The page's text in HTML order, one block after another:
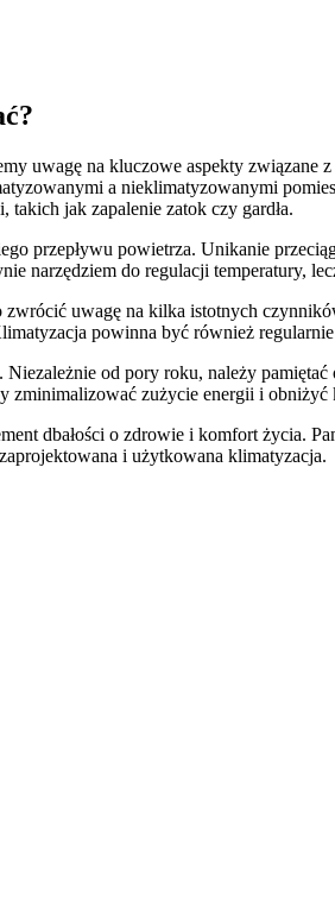
uwagę na kluczowe aspekty
a nieklimatyzowanymi
jak zapalenie zatok czy gardła.
przepływu powietrza. Unikanie
narzędziem do regulacji temperatury,
uwagę na kilka istotnych
powinna być również
od pory roku, należy
zużycie energii i obniżyć
dbałości o zdrowie i komfort życia.
i użytkowana klimatyzacja.